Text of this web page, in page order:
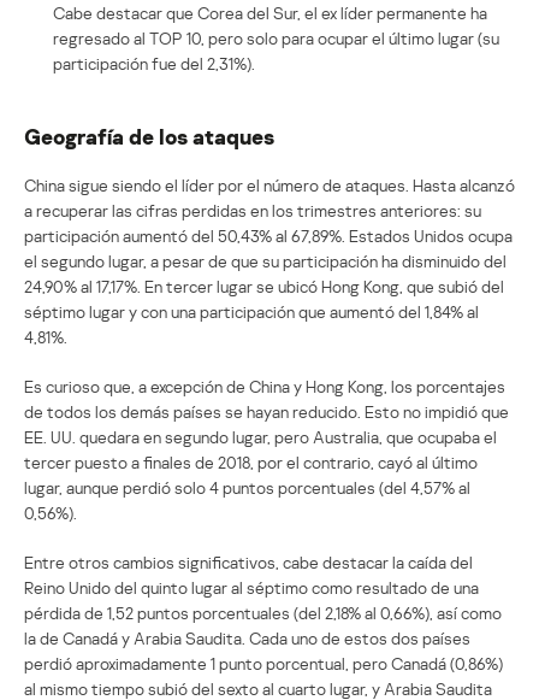
Cabe destacar que Corea del Sur, el ex líder permanente ha
regresado al TOP 10, pero solo para ocupar el último lugar (su
participación fue del 2,31%).
Geografía de los ataques
China sigue siendo el líder por el número de ataques. Hasta alcanzó
a recuperar las cifras perdidas en los trimestres anteriores: su
participación aumentó del 50,43% al 67,89%. Estados Unidos ocupa
el segundo lugar, a pesar de que su participación ha disminuido del
24,90% al 17,17%. En tercer lugar se ubicó Hong Kong, que subió del
séptimo lugar y con una participación que aumentó del 1,84% al
4,81%.
Es curioso que, a excepción de China y Hong Kong, los porcentajes
de todos los demás países se hayan reducido. Esto no impidió que
EE. UU. quedara en segundo lugar, pero Australia, que ocupaba el
tercer puesto a finales de 2018, por el contrario, cayó al último
lugar, aunque perdió solo 4 puntos porcentuales (del 4,57% al
0,56%).
Entre otros cambios significativos, cabe destacar la caída del
Reino Unido del quinto lugar al séptimo como resultado de una
pérdida de 1,52 puntos porcentuales (del 2,18% al 0,66%), así como
la de Canadá y Arabia Saudita. Cada uno de estos dos países
perdió aproximadamente 1 punto porcentual, pero Canadá (0,86%)
al mismo tiempo subió del sexto al cuarto lugar, y Arabia Saudita